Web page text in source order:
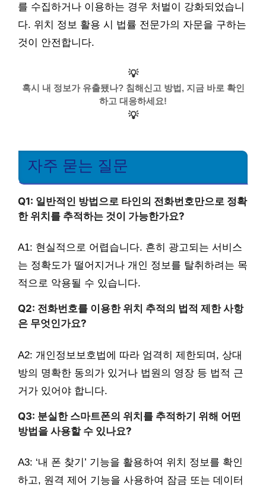
를 수집하거나 이용하는 경우 처벌이 강화되었습니
다. 위치 정보 활용 시 법률 전문가의 자문을 구하는
것이 안전합니다.
💡
혹시 내 정보가 유출됐나? 침해신고 방법, 지금 바로 확인
하고 대응하세요!
💡
자주 묻는 질문
Q1: 일반적인 방법으로 타인의 전화번호만으로 정확
한 위치를 추적하는 것이 가능한가요?
A1: 현실적으로 어렵습니다. 흔히 광고되는 서비스
는 정확도가 떨어지거나 개인 정보를 탈취하려는 목
적으로 악용될 수 있습니다.
Q2: 전화번호를 이용한 위치 추적의 법적 제한 사항
은 무엇인가요?
A2: 개인정보보호법에 따라 엄격히 제한되며, 상대
방의 명확한 동의가 있거나 법원의 영장 등 법적 근
거가 있어야 합니다.
Q3: 분실한 스마트폰의 위치를 추적하기 위해 어떤
방법을 사용할 수 있나요?
A3: ‘내 폰 찾기’ 기능을 활용하여 위치 정보를 확인
하고, 원격 제어 기능을 사용하여 잠금 또는 데이터